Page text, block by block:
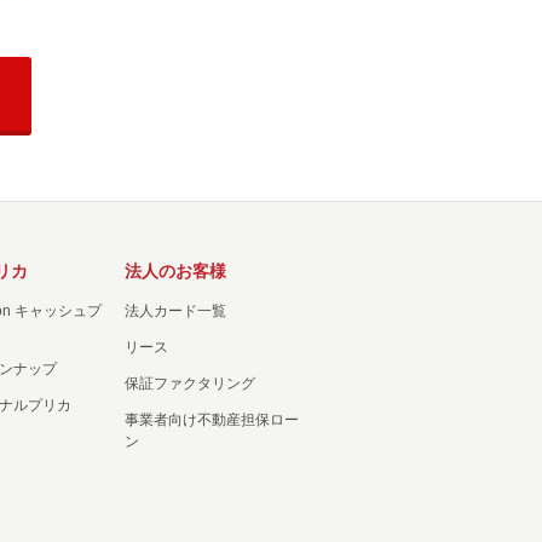
カ
キャッシュプ
ナップ
ルプリカ
法人のお客様
法人カード一覧
リース
保証ファクタリング
事業者向け不動産担保ロー
ン